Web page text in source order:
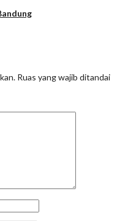
Ruas yang wajib ditandai